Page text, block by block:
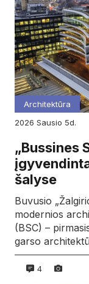
Architektūra
2026
sausio 5d.
„Bussines
šalyse
Buvusio
modernios
(BSC) –
garso
4